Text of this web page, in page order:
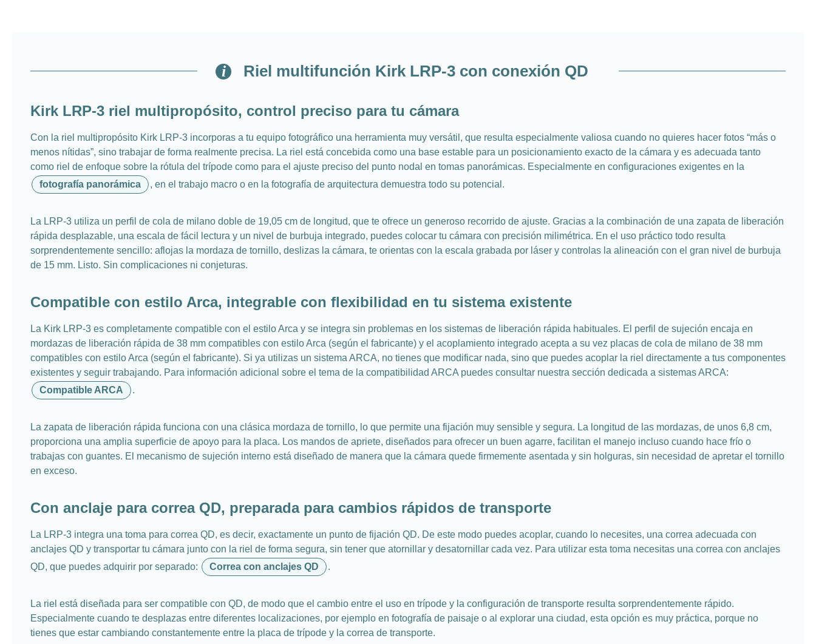
Riel multifunción Kirk LRP-3 con conexión QD
Kirk LRP-3 riel multipropósito, control preciso para tu cámara
Con la riel multipropósito Kirk LRP-3 incorporas a tu equipo fotográfico una herramienta muy versátil, que resulta especialmente valiosa cuando no quieres hacer fotos “más o
menos nítidas”, sino trabajar de forma realmente precisa. La riel está concebida como una base estable para un posicionamiento exacto de la cámara y es adecuada tanto
como riel de enfoque sobre la rótula del trípode como para el ajuste preciso del punto nodal en tomas panorámicas. Especialmente en configuraciones exigentes en la
fotografía panorámica
, en el trabajo macro o en la fotografía de arquitectura demuestra todo su potencial.
La LRP-3 utiliza un perfil de cola de milano doble de 19,05 cm de longitud, que te ofrece un generoso recorrido de ajuste. Gracias a la combinación de una zapata de liberación
rápida desplazable, una escala de fácil lectura y un nivel de burbuja integrado, puedes colocar tu cámara con precisión milimétrica. En el uso práctico todo resulta
sorprendentemente sencillo: aflojas la mordaza de tornillo, deslizas la cámara, te orientas con la escala grabada por láser y controlas la alineación con el gran nivel de burbuja
de 15 mm. Listo. Sin complicaciones ni conjeturas.
Compatible con estilo Arca, integrable con flexibilidad en tu sistema existente
La Kirk LRP-3 es completamente compatible con el estilo Arca y se integra sin problemas en los sistemas de liberación rápida habituales. El perfil de sujeción encaja en
mordazas de liberación rápida de 38 mm compatibles con estilo Arca (según el fabricante) y el acoplamiento integrado acepta a su vez placas de cola de milano de 38 mm
compatibles con estilo Arca (según el fabricante). Si ya utilizas un sistema ARCA, no tienes que modificar nada, sino que puedes acoplar la riel directamente a tus componentes
existentes y seguir trabajando. Para información adicional sobre el tema de la compatibilidad ARCA puedes consultar nuestra sección dedicada a sistemas ARCA:
Compatible ARCA
.
La zapata de liberación rápida funciona con una clásica mordaza de tornillo, lo que permite una fijación muy sensible y segura. La longitud de las mordazas, de unos 6,8 cm,
proporciona una amplia superficie de apoyo para la placa. Los mandos de apriete, diseñados para ofrecer un buen agarre, facilitan el manejo incluso cuando hace frío o
trabajas con guantes. El mecanismo de sujeción interno está diseñado de manera que la cámara quede firmemente asentada y sin holguras, sin necesidad de apretar el tornillo
en exceso.
Con anclaje para correa QD, preparada para cambios rápidos de transporte
La LRP-3 integra una toma para correa QD, es decir, exactamente un punto de fijación QD. De este modo puedes acoplar, cuando lo necesites, una correa adecuada con
anclajes QD y transportar tu cámara junto con la riel de forma segura, sin tener que atornillar y desatornillar cada vez. Para utilizar esta toma necesitas una correa con anclajes
QD, que puedes adquirir por separado:
Correa con anclajes QD .
La riel está diseñada para ser compatible con QD, de modo que el cambio entre el uso en trípode y la configuración de transporte resulta sorprendentemente rápido.
Especialmente cuando te desplazas entre diferentes localizaciones, por ejemplo en fotografía de paisaje o al explorar una ciudad, esta opción es muy práctica, porque no
tienes que estar cambiando constantemente entre la placa de trípode y la correa de transporte.